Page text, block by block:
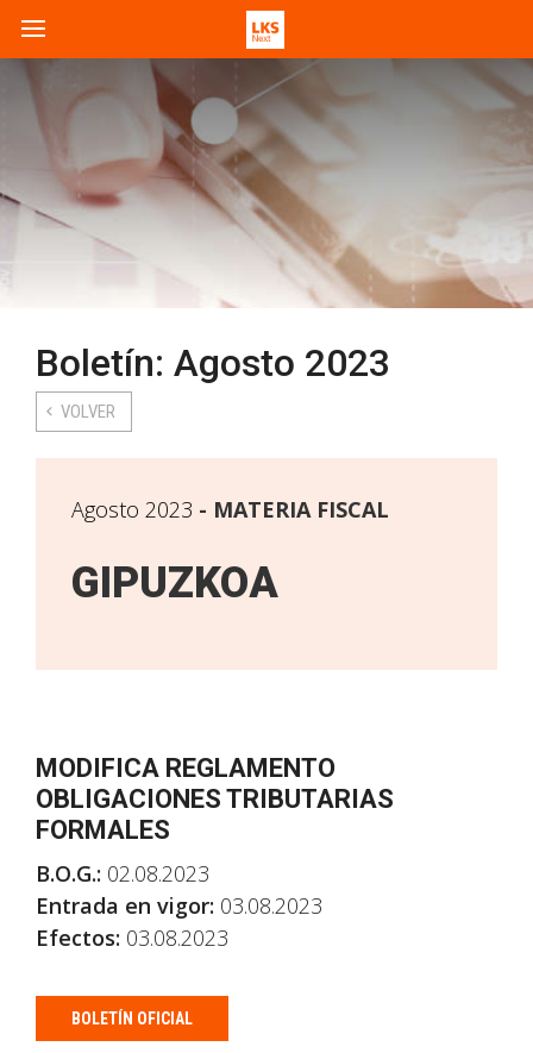
Boletín: Agosto 2023
VOLVER
Agosto 2023 MATERIA FISCAL
GIPUZKOA
MODIFICA REGLAMENTO
OBLIGACIONES TRIBUTARIAS
FORMALES
B.O.G.: 02.08.2023
Entrada en vigor: 03.08.2023
Efectos: 03.08.2023
BOLETÍN OFICIAL